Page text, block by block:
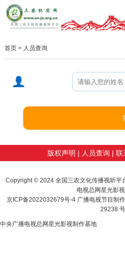
首页> 人员查询
版权声明 | 人员查询 | 联
Copyright © 2024 全国三农文化传播视听平
电视总网星光影
京ICP备2022032679号-4 广播电视节目制
29238 号
中央广播电视总网星光影视制作基地